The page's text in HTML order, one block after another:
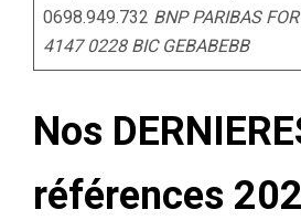
0698.949.732 BNP PARIBAS
4147 0228 BIC GEBABEBB
Nos
références